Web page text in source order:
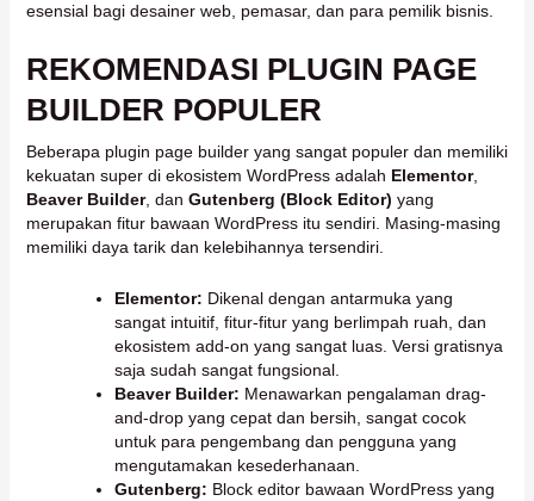
esensial bagi desainer web, pemasar, dan para pemilik bisnis.
REKOMENDASI PLUGIN PAGE
BUILDER POPULER
Beberapa plugin page builder yang sangat populer dan memiliki
kekuatan super di ekosistem WordPress adalah Elementor,
Beaver Builder, dan Gutenberg (Block Editor) yang
merupakan fitur bawaan WordPress itu sendiri. Masing-masing
memiliki daya tarik dan kelebihannya tersendiri.
Elementor: Dikenal dengan antarmuka yang
sangat intuitif, fitur-fitur yang berlimpah ruah, dan
ekosistem add-on yang sangat luas. Versi gratisnya
saja sudah sangat fungsional.
Beaver Builder: Menawarkan pengalaman drag-
and-drop yang cepat dan bersih, sangat cocok
untuk para pengembang dan pengguna yang
mengutamakan kesederhanaan.
Gutenberg: Block editor bawaan WordPress yang